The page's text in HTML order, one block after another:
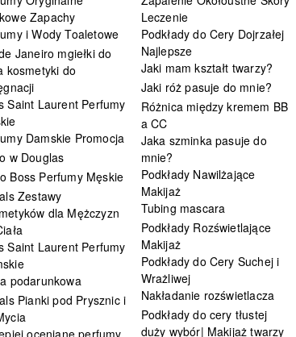
Zapachy
i Wody Toaletowe
Janeiro mgiełki do
kosmetyki do
Saint Laurent Perfumy
Damskie Promocja
w Douglas
Boss Perfumy Męskie
Zestawy
dla Mężczyzn
Saint Laurent Perfumy
podarunkowa
Pianki pod Prysznic i
oceniane perfumy
Leczenie
Podkłady do Cery Dojrzałej
Najlepsze
Jaki mam kształt twarzy?
Jaki róż pasuje do mnie?
Różnica między kremem BB
a CC
Jaka szminka pasuje do
mnie?
Podkłady Nawilżające
Makijaż
Tubing mascara
Podkłady Rozświetlające
Makijaż
Podkłady do Cery Suchej i
Wrażliwej
Nakładanie rozświetlacza
Podkłady do cery tłustej
duży wybór| Makijaż twarzy